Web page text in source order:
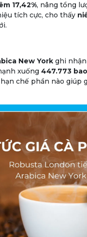
17,42%, nâng tổng
tích cực, cho thấy
New York ghi
xuống 447.773 bao
chế phần nào giúp